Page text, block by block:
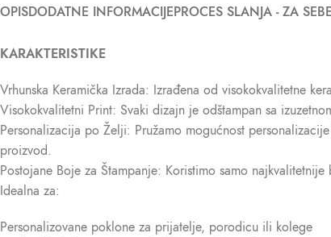
OPISDODATNE INFORMACIJEPROCES SLANJA - ZA
KARAKTERISTIKE
Vrhunska Keramička Izrada: Izrađena od visokokvalitetne
Visokokvalitetni Print: Svaki dizajn je odštampan sa
Personalizacija po Želji: Pružamo mogućnost
proizvod.
Postojane Boje za Štampanje: Koristimo samo
Idealna za:
Personalizovane poklone za prijatelje, porodicu ili kolege